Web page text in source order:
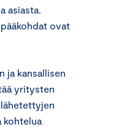
asiasta.
ovat
ja kansallisen
yritysten
kohtelua